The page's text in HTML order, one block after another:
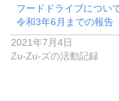
フードドライブについ
令和3年6月までの報告
2021年7月4日
Zu-Zu-ズの活動記録